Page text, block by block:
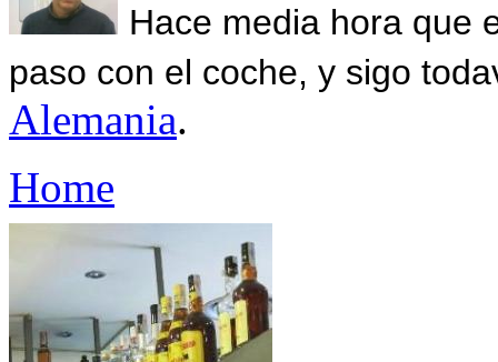
Hace media hora que
paso con el coche, y sigo
Alemania.
Home